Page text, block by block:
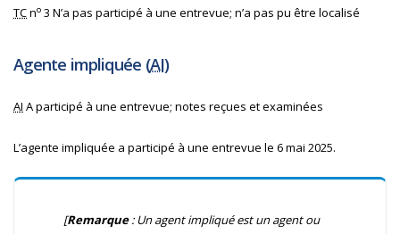
TCno 3 N’a pas participé à une entrevue; n’a pas pu être localisé
Agente impliquée (AI)
AI A participé à une entrevue; notes reçues et examinées
L’agente impliquée a participé à une entrevue le 6 mai 2025.
[Remarque: Un agent impliqué est un agent ou